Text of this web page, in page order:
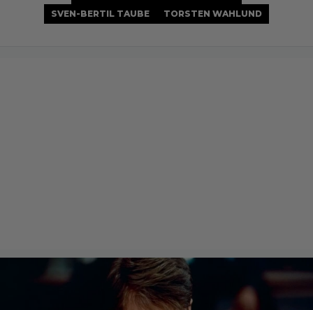
SVEN-BERTIL TAUBE
TORSTEN WAHLUND